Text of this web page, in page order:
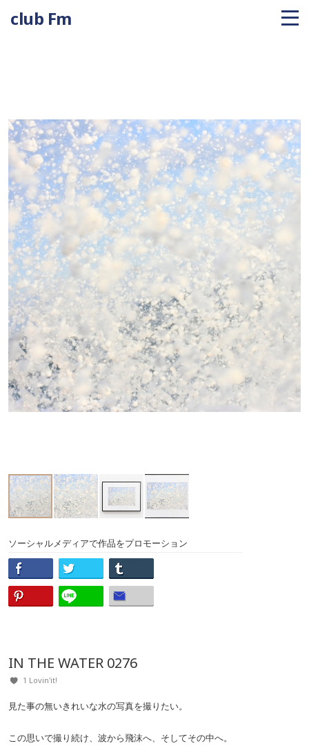
club Fm
ソーシャルメディアで作品をプロモーション
IN THE WATER 0276
1 Lovin'it!
見た事の無いきれいな水の写真を撮りたい。
この思いで撮り続け、波から飛沫へ、そしてその中へ。